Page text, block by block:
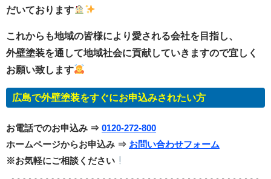
だいております
これからも地域の皆様により愛される会社を目指し、
外壁塗装を通して地域社会に貢献していきますので宜しく
お願い致します
広島で外壁塗装をすぐにお申込みされたい方
お電話でのお申込み ⇒ 0120-272-800
ホームページからお申込み ⇒ お問い合わせフォーム
※お気軽にご相談ください